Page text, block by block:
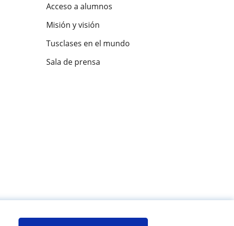
Acceso a alumnos
Misión y visión
Tusclases en el mundo
Sala de prensa